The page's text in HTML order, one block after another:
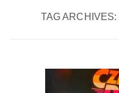
TAG ARCHIVES: